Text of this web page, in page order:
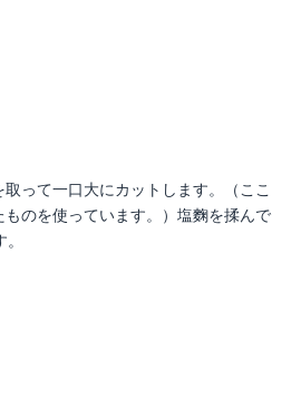
って一口大にカットします。（ここ
のを使っています。）塩麴を揉んで